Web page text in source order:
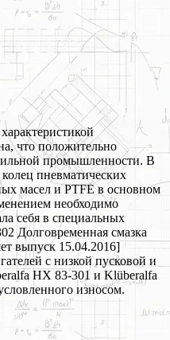
что положительно
промышленности. В
пневматических
масел и PTFE в основном
необходимо
себя в специальных
Долговременная смазка
выпуск 15.04.2016]
с низкой пусковой и
HX 83-301 и Klüberalfa
износом.